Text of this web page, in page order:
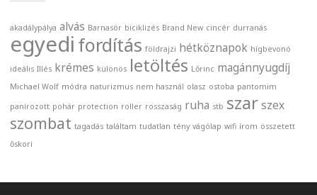
akadálypálya alvás Barnasör biciklizés Brand New cincér durranás
egyedi fordítás földrajzi hétköznapok hígbevonó
ideális Illés krémes különös letöltés Lőrinc magánnyugdíj
Michael Wolf módra naturizmus nem használ olasz ostoba pantomim
panírozott pohár protection roller rosszaság ruha stb szarszex
szombat tagadás találtam tudatlan tény vágólap wifi írom összetett
őskori